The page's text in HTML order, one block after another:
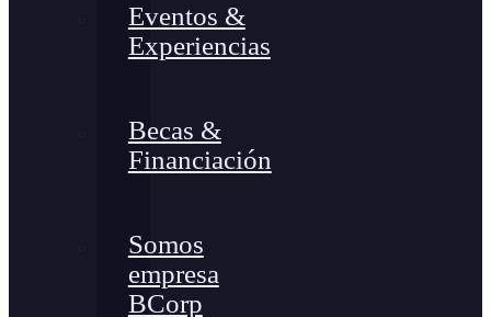
Eventos &
Experiencias
Becas &
Financiación
Somos
empresa
BCorp